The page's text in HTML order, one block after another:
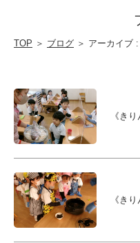
る
TOP ＞ ブログ ＞ アーカイブ
《き
《き